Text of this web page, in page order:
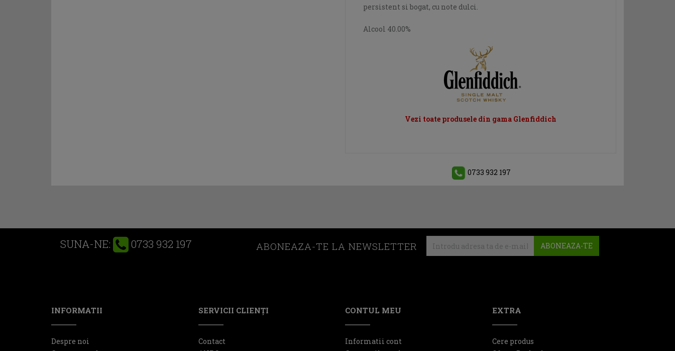
persistent si bogat, cu note dulci.
Alcool 40.00%
Vezi toate produsele din gama Glenfiddich
0733 932 197
SUNA-NE: 0733 932 197 ABONEAZA-TE LA NEWSLETTER ABONEAZA-TE
INFORMATII
Despre noi
SERVICII CLIENŢI
Contact
CONTUL MEU
Informatii cont
EXTRA
Cere produs